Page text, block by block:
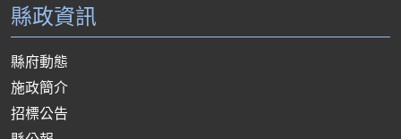
縣政資訊
縣府動態
施政簡介
招標公告